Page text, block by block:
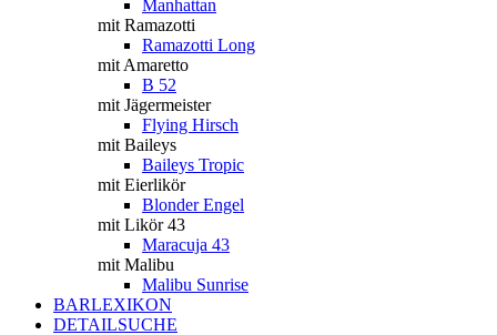
Manhattan
mit Ramazotti
Ramazotti Long
mit Amaretto
B 52
mit Jägermeister
Flying Hirsch
mit Baileys
Baileys Tropic
mit Eierlikör
Blonder Engel
mit Likör 43
Maracuja 43
mit Malibu
Malibu Sunrise
BARLEXIKON
DETAILSUCHE